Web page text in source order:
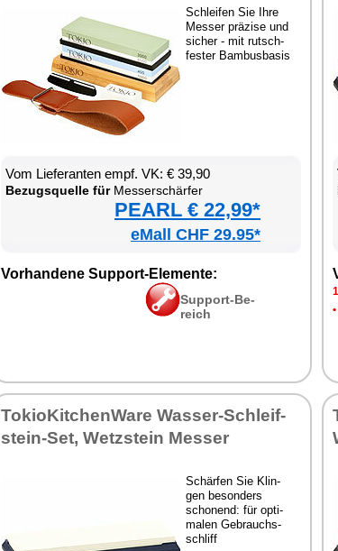
Schlei­fen Sie Ih­re
Mes­ser prä­zi­se und
si­cher - mit rutsch­
fes­ter Bam­bus­ba­sis
Vom Lie­fe­ran­ten empf. VK: € 39,90
Be­zugs­quel­le fürMes­ser­schär­fer
PEARL € 22,99*
eMall CHF 29.95*
Vor­han­de­ne Sup­port-Ele­men­te:
Sup­port-Be­
reich
•
To­kio­Kit­chen­Wa­re Was­ser-Schleif­
stein-Set, Wetz­stein Mes­ser
Schär­fen Sie Klin­
gen be­son­ders
scho­nend: für op­ti­
ma­len Ge­brauchs­
schliff